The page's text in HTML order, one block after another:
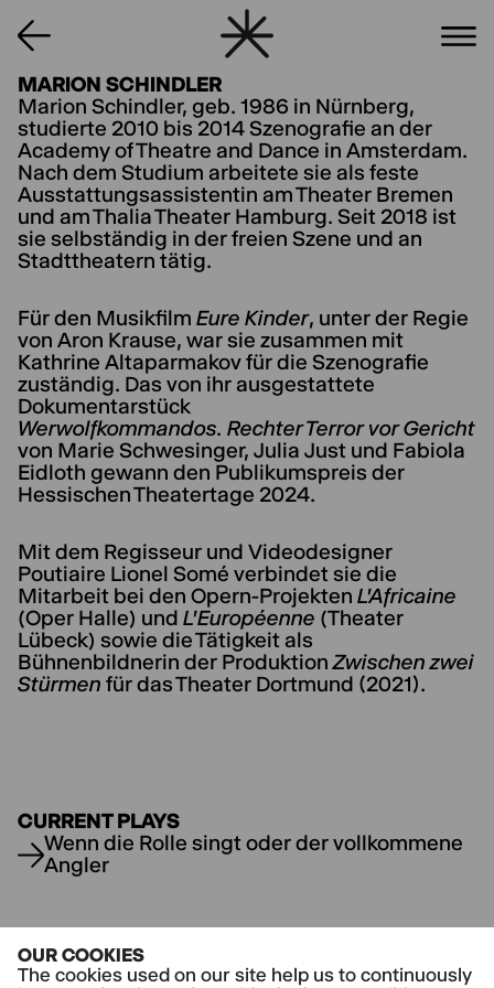
OUR COOKIES
The cookies used on our site help us to continuously
MARION SCHINDLER
Marion Schindler, geb. 1986 in Nürnberg,
studierte 2010 bis 2014 Szenografie an der
Academy of Theatre and Dance in Amsterdam.
Nach dem Studium arbeitete sie als feste
Ausstattungsassistentin am Theater Bremen
und am Thalia Theater Hamburg. Seit 2018 ist
sie selbständig in der freien Szene und an
Stadttheatern tätig.
Für den Musikfilm Eure Kinder, unter der Regie
von Aron Krause, war sie zusammen mit
Kathrine Altaparmakov für die Szenografie
zuständig. Das von ihr ausgestattete
Dokumentarstück
Werwolfkommandos. Rechter Terror vor Gericht
von Marie Schwesinger, Julia Just und Fabiola
Eidloth gewann den Publikumspreis der
Hessischen Theatertage 2024.
Mit dem Regisseur und Videodesigner
Poutiaire Lionel Somé verbindet sie die
Mitarbeit bei den Opern-Projekten L'Africaine
(Oper Halle) und L'Européenne (Theater
Lübeck) sowie die Tätigkeit als
Bühnenbildnerin der ProduktionZwischen zwei
Stürmen für das Theater Dortmund (2021).
CURRENT PLAYS
Wenn die Rolle singt oder der vollkommene
Angler